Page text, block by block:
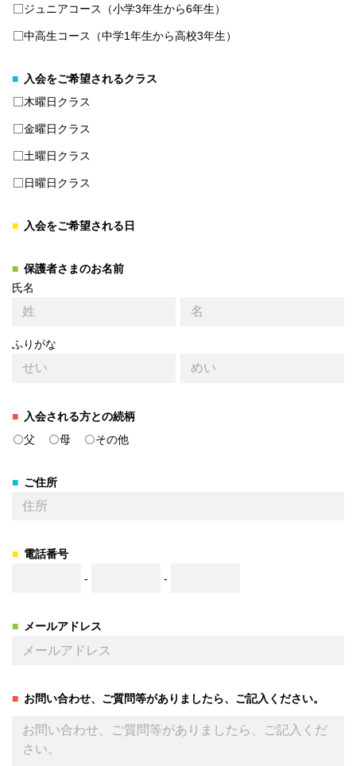
ジュニアコース（小学3年生から6年生）
中高生コース（中学1年生から高校3年生）
入会をご希望されるクラス
木曜日クラス
金曜日クラス
土曜日クラス
日曜日クラス
入会をご希望される日
保護者さまのお名前
氏名
ふりがな
入会される方との続柄
父
母 その他
ご住所
電話番号
-
-
メールアドレス
お問い合わせ、ご質問等がありましたら、ご記入ください。